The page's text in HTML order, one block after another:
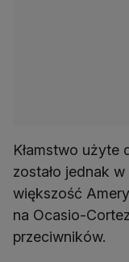
Kłamstwo użyte
zostało jednak
większość
na Ocasio-
przeciwników.